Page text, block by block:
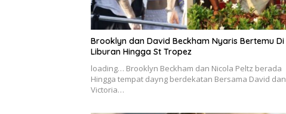
Brooklyn dan David Beckham Nyaris Bertemu Di
Liburan Hingga St Tropez
loading… Brooklyn Beckham dan Nicola Peltz berada
Hingga tempat dayng berdekatan Bersama David dan
Victoria…